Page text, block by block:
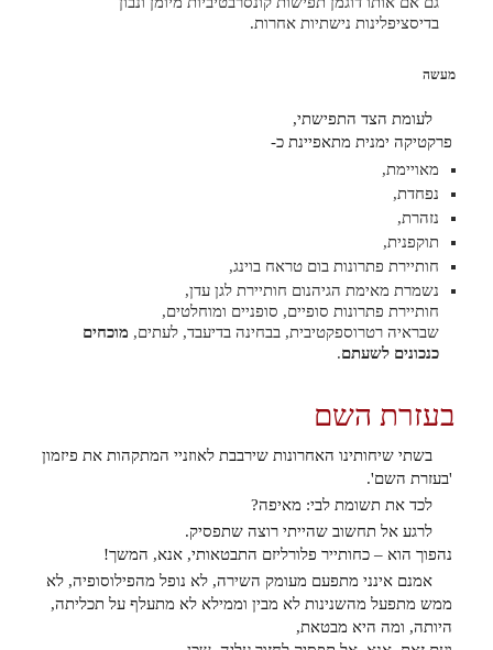
בדיסציפלינות נישתיות אחרות.
מעשה
לעומת הצד התפישתי,
פרקטיקה ימנית מתאפיינת כ-
מאויימת,
נפחדת,
נזהרת,
תוקפנית,
חותיירת פתרונות בום טראח בוינג,
נשמרת מאימת הגיהנום חותיירת לגן עדן,
חותיירת פתרונות סופיים, סופניים ומוחלטים,
שבראיה רטרוספקטיבית, בבחינה בדיעבד, לעתים, מוכחים
כנכונים לשעתם.
בעזרת השם
בשתי שיחותינו האחרונות שירבבת לאוזניי המתקהות את פיזמון
'בעזרת השם'.
לכד את תשומת לבי: מאיפה?
לרגע אל תחשוב שהייתי רוצה שתפסיק.
נהפוך הוא – כחותייר פלורליזם התבטאותי, אנא, המשך!
אמנם אינני מתפעם מעומק השירה, לא נופל מהפילוסופיה, לא
ממש מתפעל מהשנינות לא מבין וממילא לא מתעלף על תכליתה,
היותה, ומה היא מבטאת,